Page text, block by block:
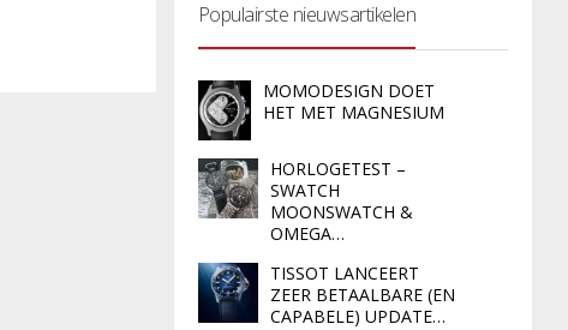
Populairste nieuwsartikelen
MOMODESIGN DOET
HET MET MAGNESIUM
HORLOGETEST –
SWATCH
MOONSWATCH &
OMEGA…
TISSOT LANCEERT
ZEER BETAALBARE (EN
CAPABELE) UPDATE…